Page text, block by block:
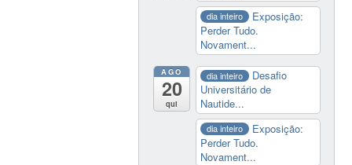
dia inteiro
Exposição:
Perder Tudo.
Novament...
AGO
20
qui
dia inteiro
Desafio
Universitário de
Nautide...
dia inteiro
Exposição:
Perder Tudo.
Novament...